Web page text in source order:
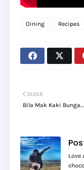
Dining Recipes
OLDER
Bila Mak Kaki Bunga…
Love